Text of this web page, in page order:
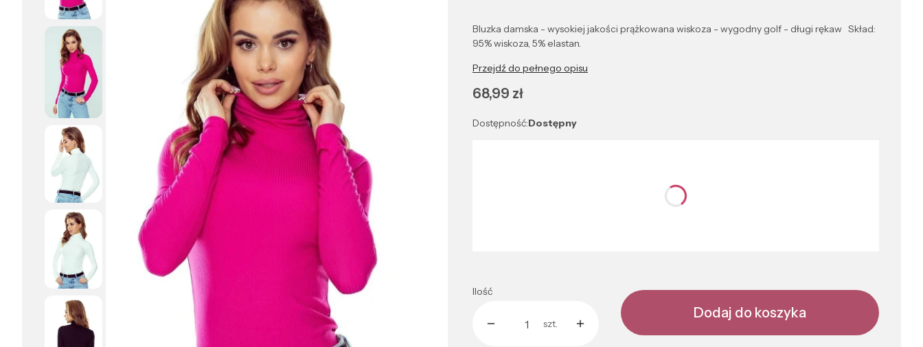
Bluzka damska - wysokiej jakości prążkowana wiskoza - wygodny golf - długi rękaw Skład:
95% wiskoza, 5% elastan.
Przejdź do pełnego opisu
Cena
68,99 zł
Dostępność:Dostępny
Ilość
szt.
Dodaj do koszyka